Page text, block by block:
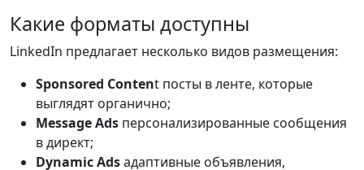
Какие форматы доступны
LinkedIn предлагает несколько видов размещения:
Sponsored Content посты в ленте, которые
выглядят органично;
Message Ads персонализированные сообщения
в директ;
Dynamic Adsадаптивные объявления,